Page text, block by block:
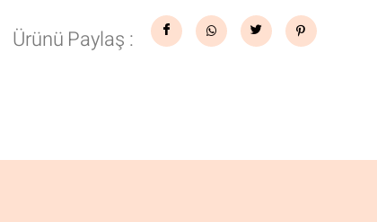
Ürünü Paylaş :